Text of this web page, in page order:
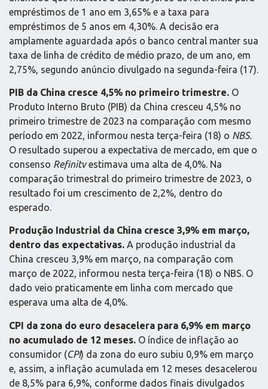
empréstimos de 1 ano em 3,65% e a taxa para
empréstimos de 5 anos em 4,30%. A decisão era
amplamente aguardada após o banco central manter sua
taxa de linha de crédito de médio prazo, de um ano, em
2,75%, segundo anúncio divulgado na segunda-feira (17).
PIB da China cresce 4,5% no primeiro trimestre. O
Produto Interno Bruto (PIB) da China cresceu 4,5% no
primeiro trimestre de 2023 na comparação com mesmo
período em 2022, informou nesta terça-feira (18) o NBS.
O resultado superou a expectativa de mercado, em que o
consenso Refinitvestimava uma alta de 4,0%. Na
comparação trimestral do primeiro trimestre de 2023, o
resultado foi um crescimento de 2,2%, dentro do
esperado.
Produção Industrial da China cresce 3,9% em março,
dentro das expectativas. A produção industrial da
China cresceu 3,9% em março, na comparação com
março de 2022, informou nesta terça-feira (18) o NBS. O
dado veio praticamente em linha com mercado que
esperava uma alta de 4,0%.
CPI da zona do euro desacelera para 6,9% em março
no acumulado de 12 meses. O índice de inflação ao
consumidor (CPI) da zona do euro subiu 0,9% em março
e, assim, a inflação acumulada em 12 meses desacelerou
de 8,5% para 6,9%, conforme dados finais divulgados